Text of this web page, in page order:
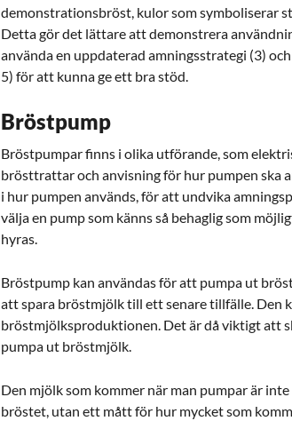
demonstrationsbröst, kulor som symboliserar
Detta gör det lättare att demonstrera
använda en uppdaterad amningsstrategi (3)
5) för att kunna ge ett bra stöd.
Bröstpump
Bröstpumpar finns i olika utförande, som
brösttrattar och anvisning för hur pumpen ska
i hur pumpen används, för att undvika
välja en pump som känns så behaglig som
hyras.
Bröstpump kan användas för att pumpa ut
att spara bröstmjölk till ett senare tillfälle. Den
bröstmjölksproduktionen. Det är då viktigt att
pumpa ut bröstmjölk.
Den mjölk som kommer när man pumpar är
bröstet, utan ett mått för hur mycket som